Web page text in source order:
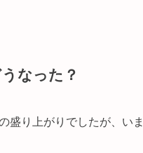
なった？
盛り上がりでしたが、い